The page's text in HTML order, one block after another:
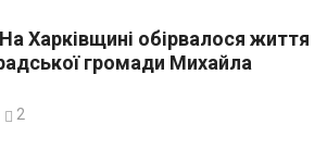
громади Михайла
2